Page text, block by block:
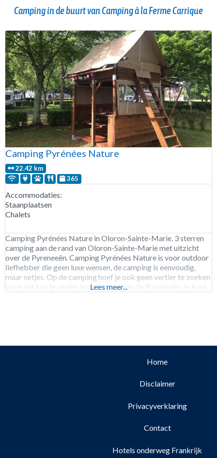
Camping in de buurt van Camping à la Ferme Carrique
Camping Pyrénées Nature
22.42 km
365
Accommodaties:
Staanplaatsen
Chalets
Camping Pyrénées Nature in Oloron-Sainte-Marie. 3 sterren
camping aan de rand van Oloron-Sainte-Marie met uitzicht
over de Pyreneeën. Camping Pyrénées Nature is voor outdoor
liefhebber die geen luxe wensen, de camping is eenvoudig,
maar netjes. Op de camping hoef je ook geen vertier te zoeken
want dat kun je vinden in de bergen van de Pyreneeën. Je kunt
Lees meer...
Home
Disclaimer
Privacyverklaring
Contact
Hotels onderweg Frankrijk